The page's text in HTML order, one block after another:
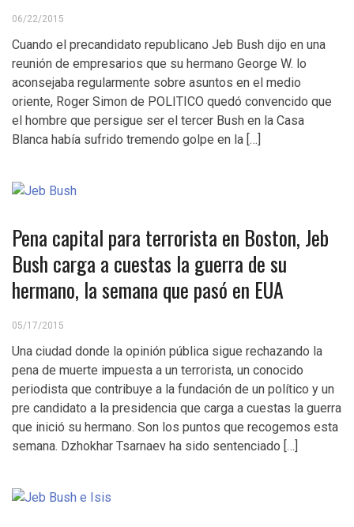
06/22/2015
Cuando el precandidato republicano Jeb Bush dijo en una
reunión de empresarios que su hermano George W. lo
aconsejaba regularmente sobre asuntos en el medio
oriente, Roger Simon de POLITICO quedó convencido que
el hombre que persigue ser el tercer Bush en la Casa
Blanca había sufrido tremendo golpe en la […]
Pena capital para terrorista en Boston, Jeb
Bush carga a cuestas la guerra de su
hermano, la semana que pasó en EUA
05/17/2015
Una ciudad donde la opinión pública sigue rechazando la
pena de muerte impuesta a un terrorista, un conocido
periodista que contribuye a la fundación de un político y un
pre candidato a la presidencia que carga a cuestas la guerra
que inició su hermano. Son los puntos que recogemos esta
semana. Dzhokhar Tsarnaev ha sido sentenciado […]